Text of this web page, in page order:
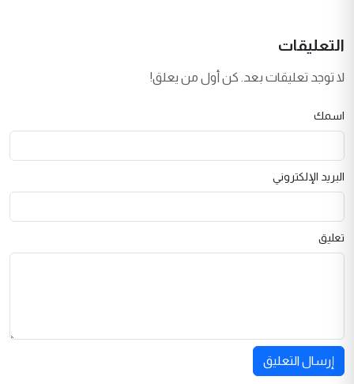
التعليقات
لا توجد تعليقات بعد. كن أول من يعلق!
اسمك
البريد الإلكتروني
تعليق
إرسال التعليق